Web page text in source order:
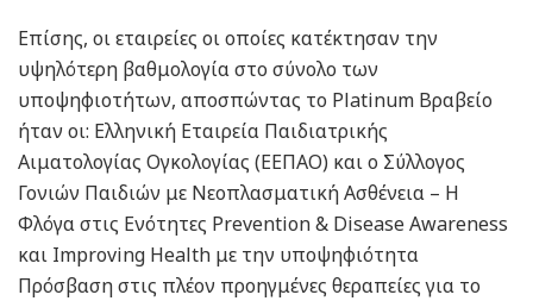
Επίσης, οι εταιρείες οι οποίες κατέκτησαν την
υψηλότερη βαθμολογία στο σύνολο των
υποψηφιοτήτων, αποσπώντας το Platinum Βραβείο
ήταν οι: Ελληνική Εταιρεία Παιδιατρικής
Αιματολογίας Ογκολογίας (ΕΕΠΑΟ) και ο Σύλλογος
Γονιών Παιδιών με Νεοπλασματική Ασθένεια – Η
Φλόγα στις Ενότητες Prevention & Disease Awareness
και Improving Health με την υποψηφιότητα
Πρόσβαση στις πλέον προηγμένες θεραπείες για το